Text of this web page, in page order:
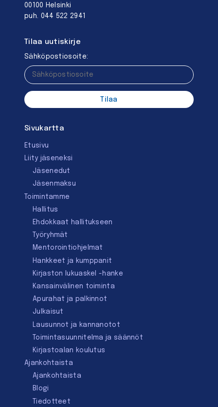
00100 Helsinki
puh. 044 522 2941
Tilaa uutiskirje
Sähköpostiosoite:
Sivukartta
Etusivu
Liity jäseneksi
Jäsenedut
Jäsenmaksu
Toimintamme
Hallitus
Ehdokkaat hallitukseen
Työryhmät
Mentorointi­ohjelmat
Hankkeet ja kumppanit
Kirjaston lukuaskel -hanke
Kansainvälinen toiminta
Apurahat ja palkinnot
Julkaisut
Lausunnot ja kannanotot
Toimintasuunnitelma ja säännöt
Kirjastoalan koulutus
Ajankohtaista
Ajankohtaista
Blogi
Tiedotteet